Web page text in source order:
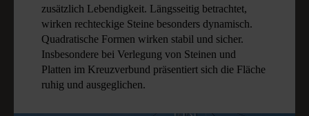
zusätzlich Lebendigkeit. Längsseitig betrachtet,
wirken rechteckige Steine besonders dynamisch.
Quadratische Formen wirken stabil und sicher.
Insbesondere bei Verlegung von Steinen und
Platten im Kreuzverbund präsentiert sich die Fläche
ruhig und ausgeglichen.